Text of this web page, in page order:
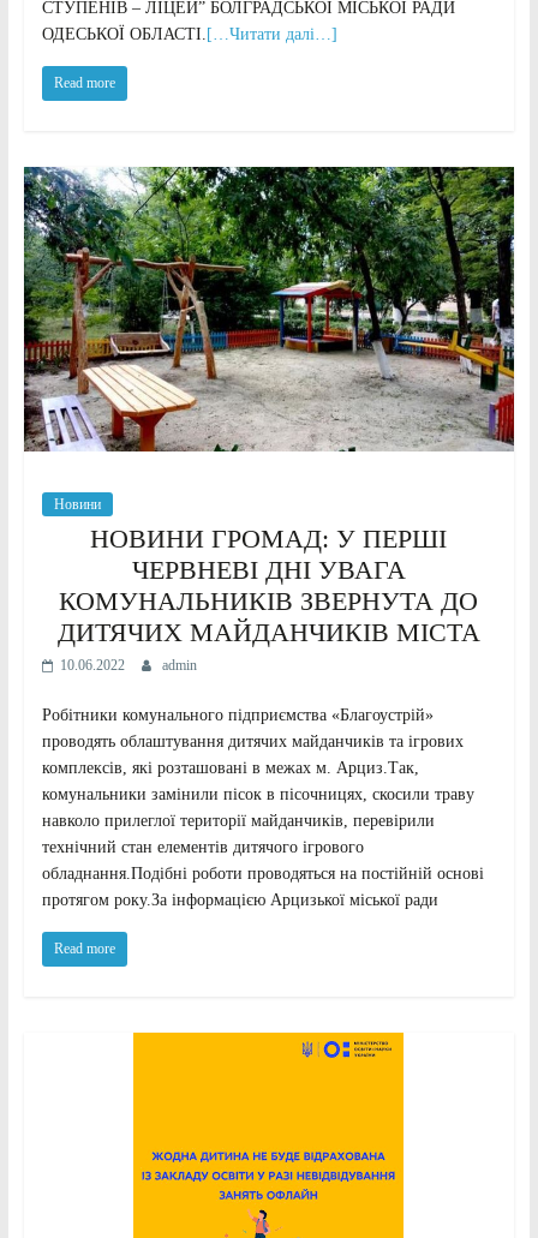
СТУПЕНІВ – ЛІЦЕЙ” БОЛГРАДСЬКОЇ МІСЬКОЇ РАДИ
ОДЕСЬКОЇ ОБЛАСТІ. […Читати далі…]
Read more
Новини
НОВИНИ ГРОМАД: У ПЕРШІ
ЧЕРВНЕВІ ДНІ УВАГА
КОМУНАЛЬНИКІВ ЗВЕРНУТА ДО
ДИТЯЧИХ МАЙДАНЧИКІВ МІСТА
10.06.2022 admin
Робітники комунального підприємства «Благоустрій»
проводять облаштування дитячих майданчиків та ігрових
комплексів, які розташовані в межах м. Арциз.Так,
комунальники замінили пісок в пісочницях, скосили траву
навколо прилеглої території майданчиків, перевірили
технічний стан елементів дитячого ігрового
обладнання.Подібні роботи проводяться на постійній основі
протягом року.За інформацією Арцизької міської ради
Read more